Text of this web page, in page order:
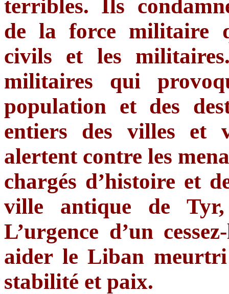
terribles. Ils
de la force militaire
civils et les
militaires qui
population et des
entiers des villes et
alertent contre les
chargés d’histoire et
ville antique de Tyr,
L’urgence d’un
aider le Liban
stabilité et paix.